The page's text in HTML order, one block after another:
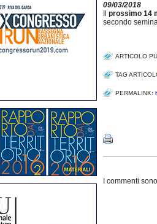
09/03/2018
prossimo 14
secondo
ARTICOLO
TAG
PERMALINK:
I commenti